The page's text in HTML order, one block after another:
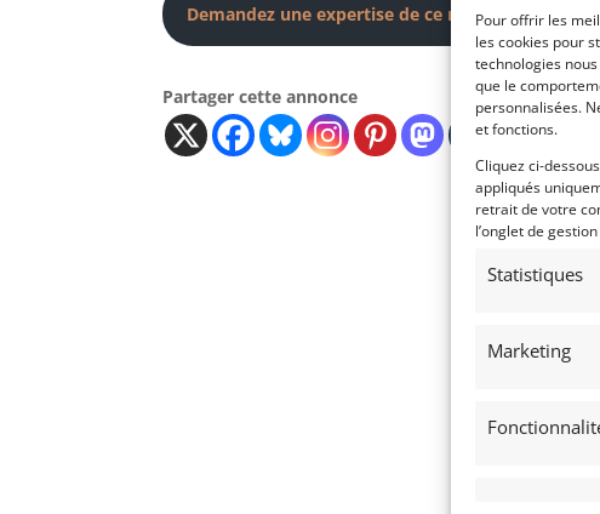
Pour offrir les
les cookies pour
technologies
que le
personnalisées.
et fonctions.
Cliquez ci-
appliqués
retrait de votre
l’onglet de
Statistiques
Marketing
Demandez une expertise de ce modèle
Partager cette annonce